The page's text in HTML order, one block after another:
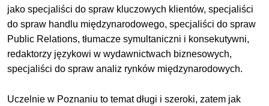
jako specjaliści do spraw kluczowych klientów, specjaliści
do spraw handlu międzynarodowego, specjaliści do spraw
Public Relations, tłumacze symultaniczni i konsekutywni,
redaktorzy językowi w wydawnictwach biznesowych,
specjaliści do spraw analiz rynków międzynarodowych.
Uczelnie w Poznaniu to temat długi i szeroki, zatem jak